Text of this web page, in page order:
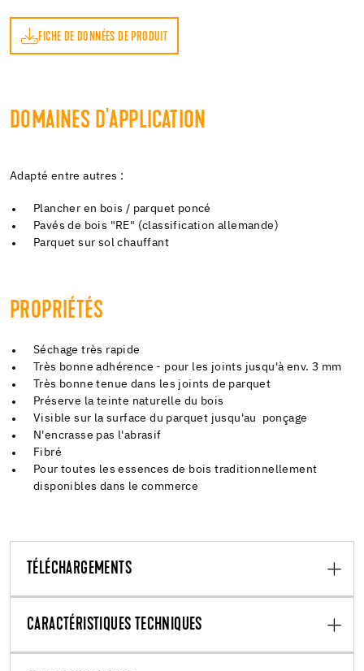
FICHE DE DONNÉES DE PRODUIT
DOMAINES D'APPLICATION
Adapté entre autres :
Plancher en bois / parquet poncé
Pavés de bois "RE" (classification allemande)
Parquet sur sol chauffant
PROPRIÉTÉS
Séchage très rapide
Très bonne adhérence - pour les joints jusqu'à env. 3 mm
Très bonne tenue dans les joints de parquet
Préserve la teinte naturelle du bois
Visible sur la surface du parquet jusqu'au ponçage
N'encrasse pas l'abrasif
Fibré
Pour toutes les essences de bois traditionnellement
disponibles dans le commerce
TÉLÉCHARGEMENTS
CARACTÉRISTIQUES TECHNIQUES